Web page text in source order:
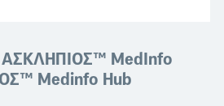
ΑΣΚΛΗΠΙΟΣ™ MedInfo
Medinfo Hub